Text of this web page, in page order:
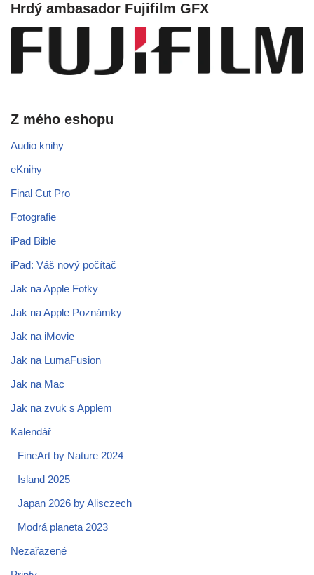
Hrdý ambasador Fujifilm GFX
Z mého eshopu
Audio knihy
eKnihy
Final Cut Pro
Fotografie
iPad Bible
iPad: Váš nový počítač
Jak na Apple Fotky
Jak na Apple Poznámky
Jak na iMovie
Jak na LumaFusion
Jak na Mac
Jak na zvuk s Applem
Kalendář
FineArt by Nature 2024
Island 2025
Japan 2026 by Alisczech
Modrá planeta 2023
Nezařazené